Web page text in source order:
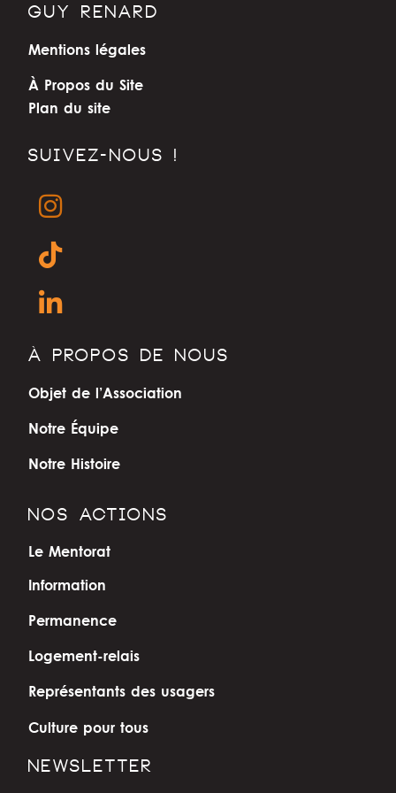
GUY RENARD
Mentions légales
À Propos du Site
Plan du site
SUIVEZ-NOUS !
À PROPOS DE NOUS
Objet de l’Association
Notre Équipe
Notre Histoire
NOS ACTIONS
Le Mentorat
Information
Permanence
Logement-relais
Représentants des usagers
Culture pour tous
NEWSLETTER